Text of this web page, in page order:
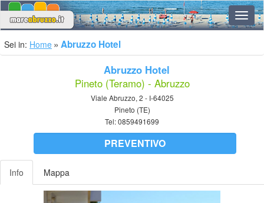
Sei in: Home Abruzzo Hotel
Abruzzo Hotel
Pineto (Teramo) - Abruzzo
Viale Abruzzo, 2 - I-64025
Pineto (TE)
Tel:0859491699
PREVENTIVO
Info Mappa
Previous